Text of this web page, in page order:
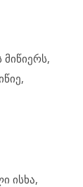
მიწიერს,
ისხა,